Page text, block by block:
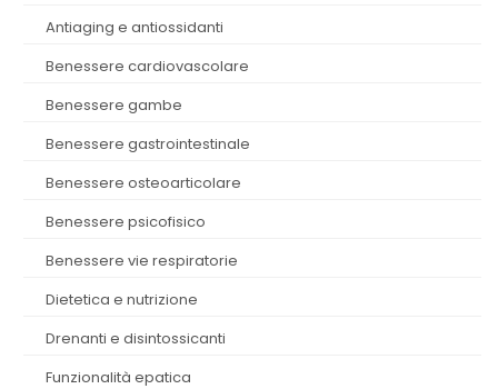
antiaging e antiossidanti
benessere cardiovascolare
benessere gambe
benessere gastrointestinale
benessere osteoarticolare
benessere psicofisico
benessere vie respiratorie
dietetica e nutrizione
drenanti e disintossicanti
funzionalità epatica